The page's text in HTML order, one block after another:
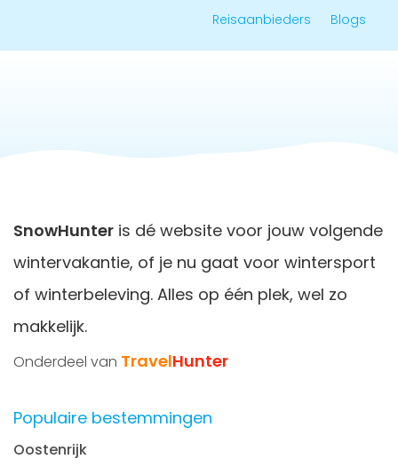
Reisaanbieders Blogs
SnowHunter is dé website voor jouw volgende
wintervakantie, of je nu gaat voor wintersport
of winterbeleving. Alles op één plek, wel zo
makkelijk.
Onderdeel van TravelHunter
Populaire bestemmingen
Oostenrijk